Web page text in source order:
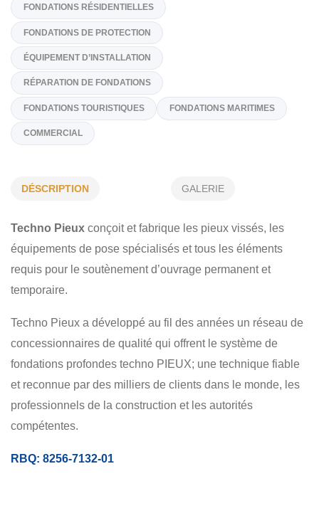
Sur Demande
technopieuxoutaouais@bellnet.ca
http://www.technopieux.com
Spécialités
FONDATIONS RÉSIDENTIELLES
ÉQUIPEMENT D’INSTALLATION
COMMERCIAL
DÉSCRIPTION GALERIE
Techno Pieux conçoit et fabrique les pieux vissés, les
équipements de pose spécialisés et tous les éléments
requis pour le soutènement d’ouvrage permanent et
temporaire.
Techno Pieux a développé au fil des années un réseau de
concessionnaires de qualité qui offrent le système de
fondations profondes techno PIEUX; une technique fiable
et reconnue par des milliers de clients dans le monde, les
professionnels de la construction et les autorités
compétentes.
RBQ: 8256-7132-01